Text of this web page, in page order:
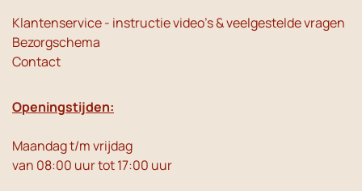
Klantenservice - instructie video's & veelgestelde vragen
Bezorgschema
Contact
Openingstijden:
Maandag t/m vrijdag
van 08:00 uur tot 17:00 uur